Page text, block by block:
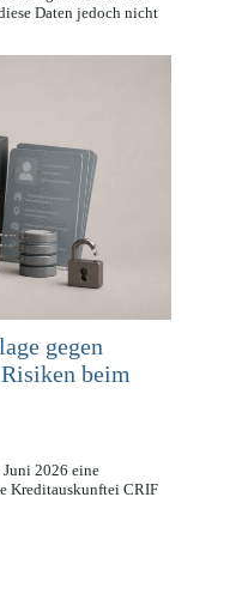
ihrer Daten zu
Daten jedoch nicht
gegen
beim
2026 eine
Kreditauskunftei CRIF